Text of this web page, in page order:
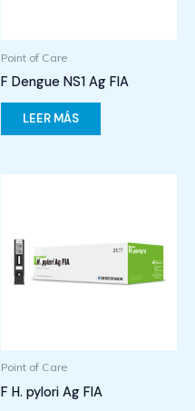
Point of Care
F Dengue NS1 Ag FIA
LEER MÁS
Point of Care
F H. pylori Ag FIA